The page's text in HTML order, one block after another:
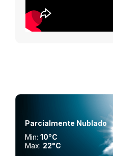
Parcialmente Nublado
Min:10°C
Max: 22°C